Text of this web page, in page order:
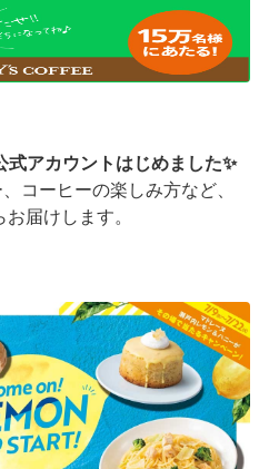
アカウントはじめました✨
コーヒーの楽しみ方など、
届けします。